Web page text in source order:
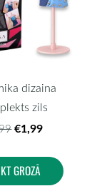
dizaina
zils
€1,99
GROZĀ